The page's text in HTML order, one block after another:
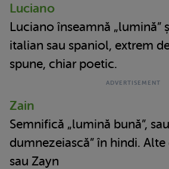
Luciano
Luciano înseamnă „lumină”
italian sau spaniol, extrem
spune, chiar poetic.
Zain
Semnifică „lumină bună”,
dumnezeiască” în hindi.
sau Zayn